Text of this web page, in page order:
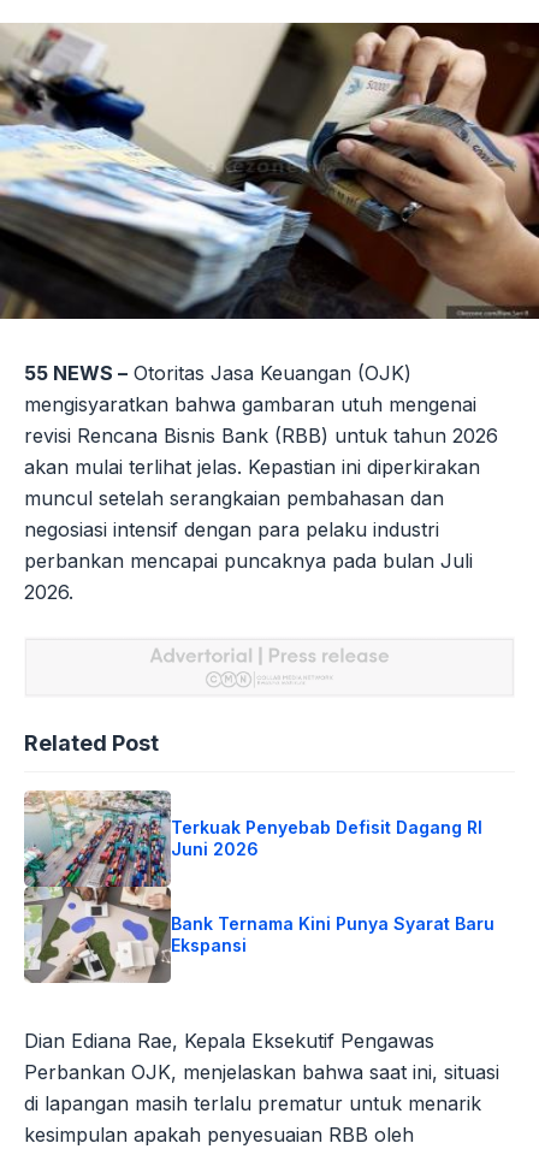
55 NEWS – Otoritas Jasa Keuangan (OJK)
mengisyaratkan bahwa gambaran utuh mengenai
revisi Rencana Bisnis Bank (RBB) untuk tahun 2026
akan mulai terlihat jelas. Kepastian ini diperkirakan
muncul setelah serangkaian pembahasan dan
negosiasi intensif dengan para pelaku industri
perbankan mencapai puncaknya pada bulan Juli
2026.
Related Post
Terkuak Penyebab Defisit Dagang RI
Juni 2026
Bank Ternama Kini Punya Syarat Baru
Ekspansi
Dian Ediana Rae, Kepala Eksekutif Pengawas
Perbankan OJK, menjelaskan bahwa saat ini, situasi
di lapangan masih terlalu prematur untuk menarik
kesimpulan apakah penyesuaian RBB oleh